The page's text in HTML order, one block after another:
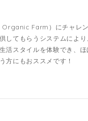
Farm）にチャレン
してもらうシステムによ
活スタイルを体験でき、
方にもおススメです！